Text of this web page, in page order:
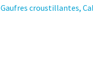
croustillantes,